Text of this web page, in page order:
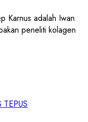
Karnus adalah Iwan
peneliti kolagen